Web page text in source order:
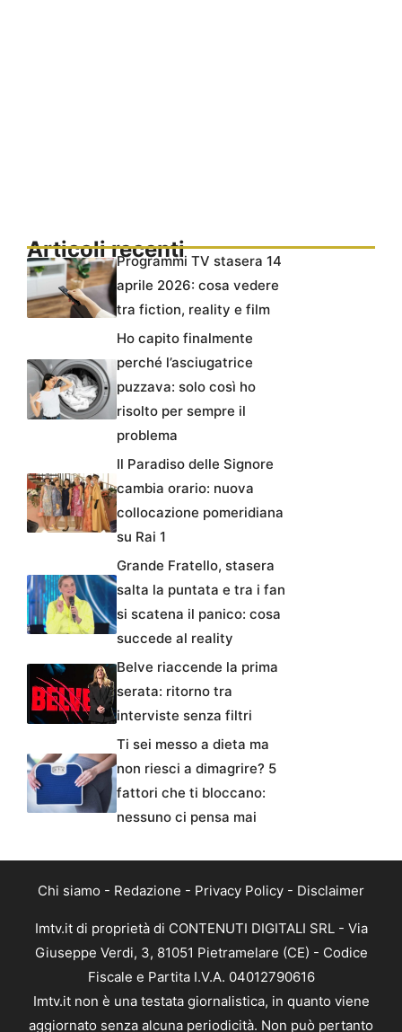
Articoli recentiProgrammi TV stasera 14
aprile 2026: cosa vedere
tra fiction, reality e film
Ho capito finalmente
perché l’asciugatrice
puzzava: solo così ho
risolto per sempre il
problema
Il Paradiso delle Signore
cambia orario: nuova
collocazione pomeridiana
su Rai 1
Grande Fratello, stasera
salta la puntata e tra i fan
si scatena il panico: cosa
succede al reality
Belve riaccende la prima
serata: ritorno tra
interviste senza filtri
Ti sei messo a dieta ma
non riesci a dimagrire? 5
fattori che ti bloccano:
nessuno ci pensa mai
Chi siamo - Redazione - Privacy Policy - Disclaimer
Imtv.it di proprietà di CONTENUTI DIGITALI SRL - Via
Giuseppe Verdi, 3, 81051 Pietramelare (CE) - Codice
Fiscale e Partita I.V.A. 04012790616
Imtv.it non è una testata giornalistica, in quanto viene
aggiornato senza alcuna periodicità. Non può pertanto